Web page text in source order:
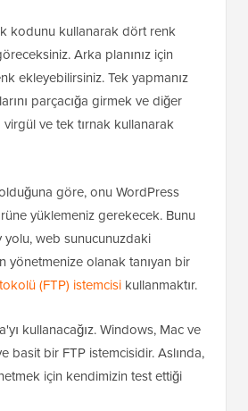
kodunu kullanarak dört renk
Arka planınız için
ekleyebilirsiniz. Tek yapmanız
parçacığa girmek ve diğer
ve tek tırnak kullanarak
göre, onu WordPress
yüklemeniz gerekecek. Bunu
yolu, web sunucunuzdaki
yönetmenize olanak tanıyan bir
(FTP) istemcisi kullanmaktır.
kullanacağız. Windows, Mac ve
basit bir FTP istemcisidir. Aslında,
için kendimizin test ettiği